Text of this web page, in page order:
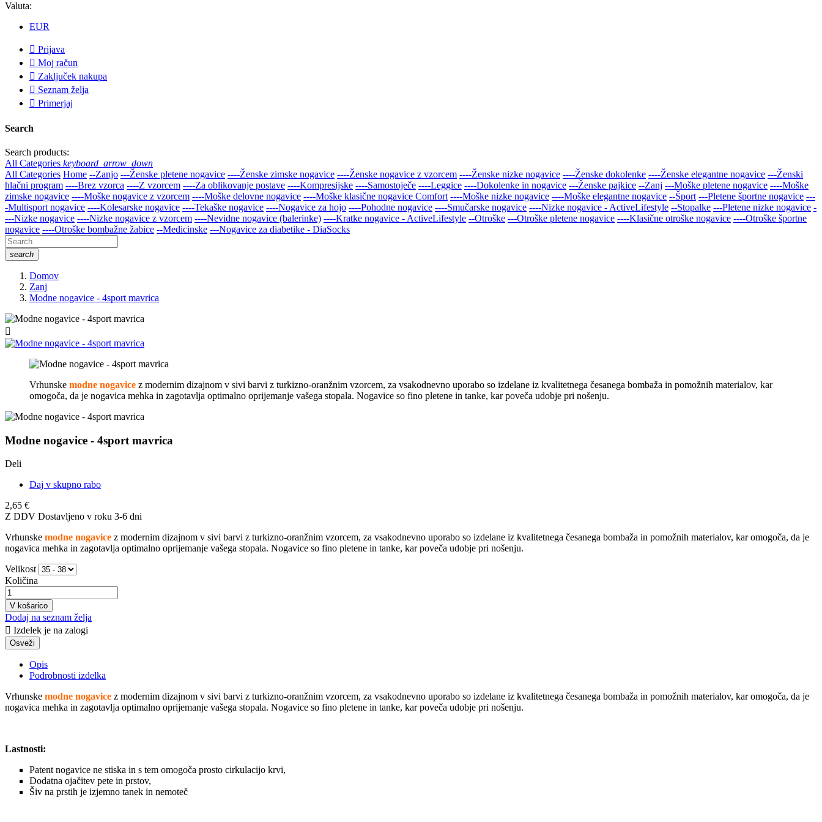
Valuta:
EUR
 Prijava
 Moj račun
 Zaključek nakupa
 Seznam želja
 Primerjaj
Search
Search products:
All Categories keyboard_arrow_down
All Categories Home --Zanjo ---Ženske pletene nogavice ----Ženske zimske nogavice ----Ženske nogavice z vzorcem ----Ženske nizke nogavice ----Ženske dokolenke ----Ženske elegantne nogavice ---Ženski
hlačni program ----Brez vzorca ----Z vzorcem ----Za oblikovanje postave ----Kompresijske ----Samostoječe ----Leggice ----Dokolenke in nogavice ---Ženske pajkice --Zanj ---Moške pletene nogavice ----Moške
zimske nogavice ----Moške nogavice z vzorcem ----Moške delovne nogavice ----Moške klasične nogavice Comfort ----Moške nizke nogavice ----Moške elegantne nogavice --Šport ---Pletene športne nogavice ---
-Multisport nogavice ----Kolesarske nogavice ----Tekaške nogavice ----Nogavice za hojo ----Pohodne nogavice ----Smučarske nogavice ----Nizke nogavice - ActiveLifestyle --Stopalke ---Pletene nizke nogavice -
---Nizke nogavice ----Nizke nogavice z vzorcem ----Nevidne nogavice (balerinke) ----Kratke nogavice - ActiveLifestyle --Otroške ---Otroške pletene nogavice ----Klasične otroške nogavice ----Otroške športne
nogavice ----Otroške bombažne žabice --Medicinske ---Nogavice za diabetike - DiaSocks
search
Domov
Zanj
Modne nogavice - 4sport mavrica

Vrhunske modne nogavice z modernim dizajnom v sivi barvi z turkizno-oranžnim vzorcem, za vsakodnevno uporabo so izdelane iz kvalitetnega česanega bombaža in pomožnih materialov, kar
omogoča, da je nogavica mehka in zagotavlja optimalno oprijemanje vašega stopala. Nogavice so fino pletene in tanke, kar poveča udobje pri nošenju.
Modne nogavice - 4sport mavrica
Deli
Daj v skupno rabo
2,65 €
Z DDV Dostavljeno v roku 3-6 dni
Vrhunske modne nogavice z modernim dizajnom v sivi barvi z turkizno-oranžnim vzorcem, za vsakodnevno uporabo so izdelane iz kvalitetnega česanega bombaža in pomožnih materialov, kar omogoča, da je
nogavica mehka in zagotavlja optimalno oprijemanje vašega stopala. Nogavice so fino pletene in tanke, kar poveča udobje pri nošenju.
Velikost
Količina
V košarico
Dodaj na seznam želja
 Izdelek je na zalogi
Opis
Podrobnosti izdelka
Vrhunske modne nogavice z modernim dizajnom v sivi barvi z turkizno-oranžnim vzorcem, za vsakodnevno uporabo so izdelane iz kvalitetnega česanega bombaža in pomožnih materialov, kar omogoča, da je
nogavica mehka in zagotavlja optimalno oprijemanje vašega stopala. Nogavice so fino pletene in tanke, kar poveča udobje pri nošenju.
Lastnosti:
Patent nogavice ne stiska in s tem omogoča prosto cirkulacijo krvi,
Dodatna ojačitev pete in prstov,
Šiv na prstih je izjemno tanek in nemoteč